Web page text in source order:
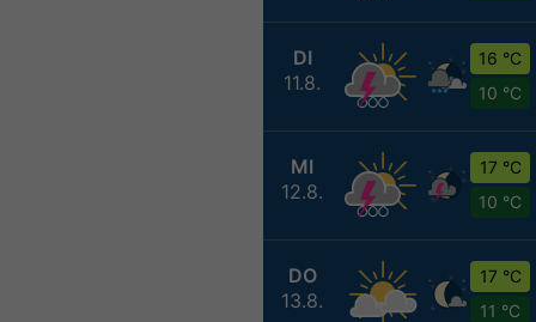
DI
11.8.
16 °C
10 °C
MI
12.8.
17 °C
10 °C
DO
13.8.
17 °C
11 °C